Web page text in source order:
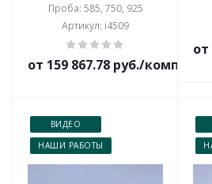
Проба: 585, 750, 925
Артикул: i4509
от 159 867.78 руб./комплект
ВИДЕО
НАШИ РАБОТЫ